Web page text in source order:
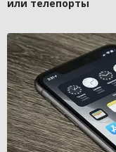
или телепорты